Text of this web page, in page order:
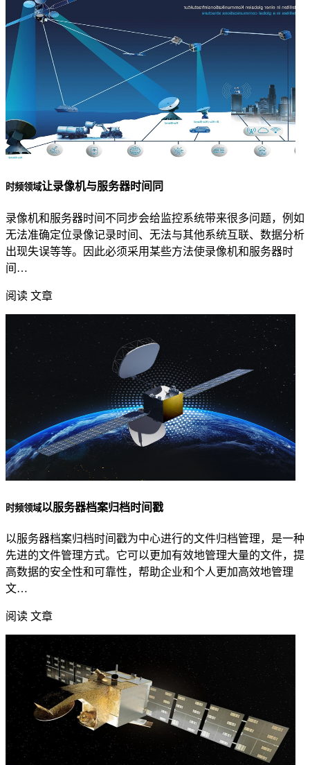
时频领域让录像机与服务器时间同
录像机和服务器时间不同步会给监控系统带来很多问题，例如
无法准确定位录像记录时间、无法与其他系统互联、数据分析
出现失误等等。因此必须采用某些方法使录像机和服务器时
间…
阅读 文章
时频领域以服务器档案归档时间戳
以服务器档案归档时间戳为中心进行的文件归档管理，是一种
先进的文件管理方式。它可以更加有效地管理大量的文件，提
高数据的安全性和可靠性，帮助企业和个人更加高效地管理
文…
阅读 文章